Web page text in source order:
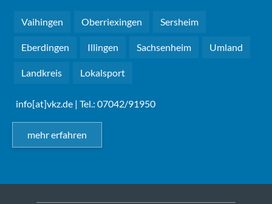
Vaihingen Oberriexingen Sersheim
Eberdingen Illingen Sachsenheim Umland
Landkreis Lokalsport
info[at]vkz.de | Tel.: 07042/91950
mehr erfahren